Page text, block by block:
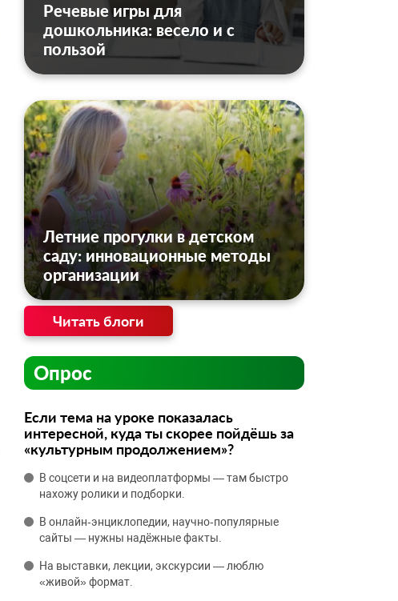
Речевые игры для
дошкольника: весело и с
пользой
Летние прогулки в детском
саду: инновационные методы
организации
Читать блоги
Опрос
Если тема на уроке показалась
интересной, куда ты скорее пойдёшь за
«культурным продолжением»?
В соцсети и на видеоплатформы — там быстро
нахожу ролики и подборки.
В онлайн‑энциклопедии, научно‑популярные
сайты — нужны надёжные факты.
На выставки, лекции, экскурсии — люблю
«живой» формат.